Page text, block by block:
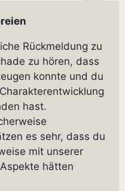
Rückmeldung zu
zu hören, dass
konnte und du
hast.
es sehr, dass du
mit unserer
hätten